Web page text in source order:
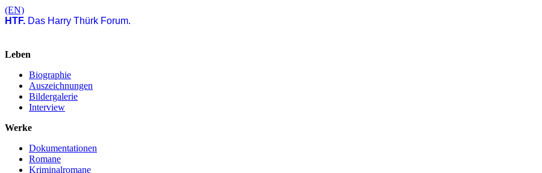
(EN)
HTF. Das Harry Thürk Forum.
Leben
Biographie
Auszeichnungen
Bildergalerie
Interview
Werke
Dokumentationen
Romane
Kriminalromane